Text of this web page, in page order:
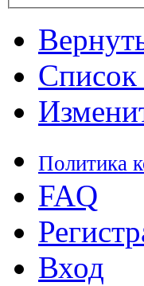
Политика
FAQ
Вход